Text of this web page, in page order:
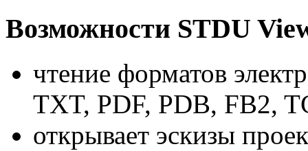
Возможности STDU
чтение форматов
TXT, PDF, PDB, FB2,
открывает эскизы